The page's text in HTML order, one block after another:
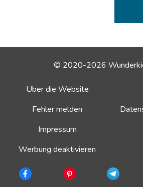
© 2020-2026
Über die Website
Fehler melden
Impressum
Werbung deaktivieren